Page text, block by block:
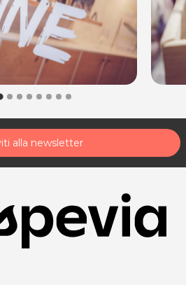
alla newsletter